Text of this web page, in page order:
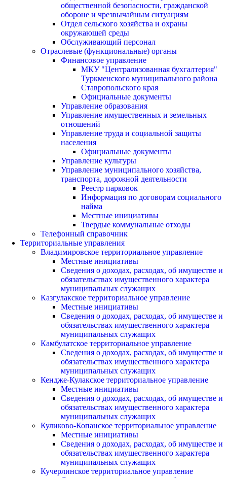
общественной безопасности, гражданской
оборонe и чрезвычайным ситуациям
Отдел сельского хозяйства и охраны
окружающей среды
Обслуживающий персонал
Отраслевые (функциональные) органы
Финансовое управление
МКУ "Централизованная бухгалтерия"
Туркменского муниципального района
Ставропольского края
Официальные документы
Управление образования
Управление имущественных и земельных
отношений
Управление труда и социальной защиты
населения
Официальные документы
Управление культуры
Управление муниципального хозяйства,
транспорта, дорожной деятельности
Реестр парковок
Информация по договорам социального
найма
Местные инициативы
Твердые коммунальные отходы
Телефонный справочник
Территориальные управления
Владимировское территориальное управление
Местные инициативы
Сведения о доходах, расходах, об имуществе и
обязательствах имущественного характера
муниципальных служащих
Казгулакское территориальное управление
Местные инициативы
Сведения о доходах, расходах, об имуществе и
обязательствах имущественного характера
муниципальных служащих
Камбулатское территориальное управление
Сведения о доходах, расходах, об имуществе и
обязательствах имущественного характера
муниципальных служащих
Кендже-Кулакское территориальное управление
Местные инициативы
Сведения о доходах, расходах, об имуществе и
обязательствах имущественного характера
муниципальных служащих
Куликово-Копанское территориальное управление
Местные инициативы
Сведения о доходах, расходах, об имуществе и
обязательствах имущественного характера
муниципальных служащих
Кучерлинское территориальное управление